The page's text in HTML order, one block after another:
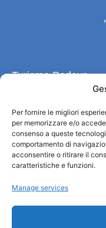
Per fornire le migliori
per memorizzare e/o
consenso a queste
comportamento di
acconsentire o ritirare il
caratteristiche e funzioni.
Manage services
Turismo Padova
INFORMACIÓN
Política de privacidad
Cookie Policy (UE)
Credits
Información